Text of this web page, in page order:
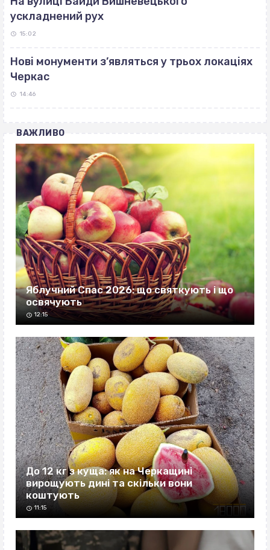
ускладнений рух
15:02
Нові монументи з’являться у трьох локаціях
Черкас
14:46
ВАЖЛИВО
Яблучний Спас 2026: що святкують і що
освячують
12:15
До 12 кг з куща: як на Черкащині
вирощують дині та скільки вони
коштують
11:15